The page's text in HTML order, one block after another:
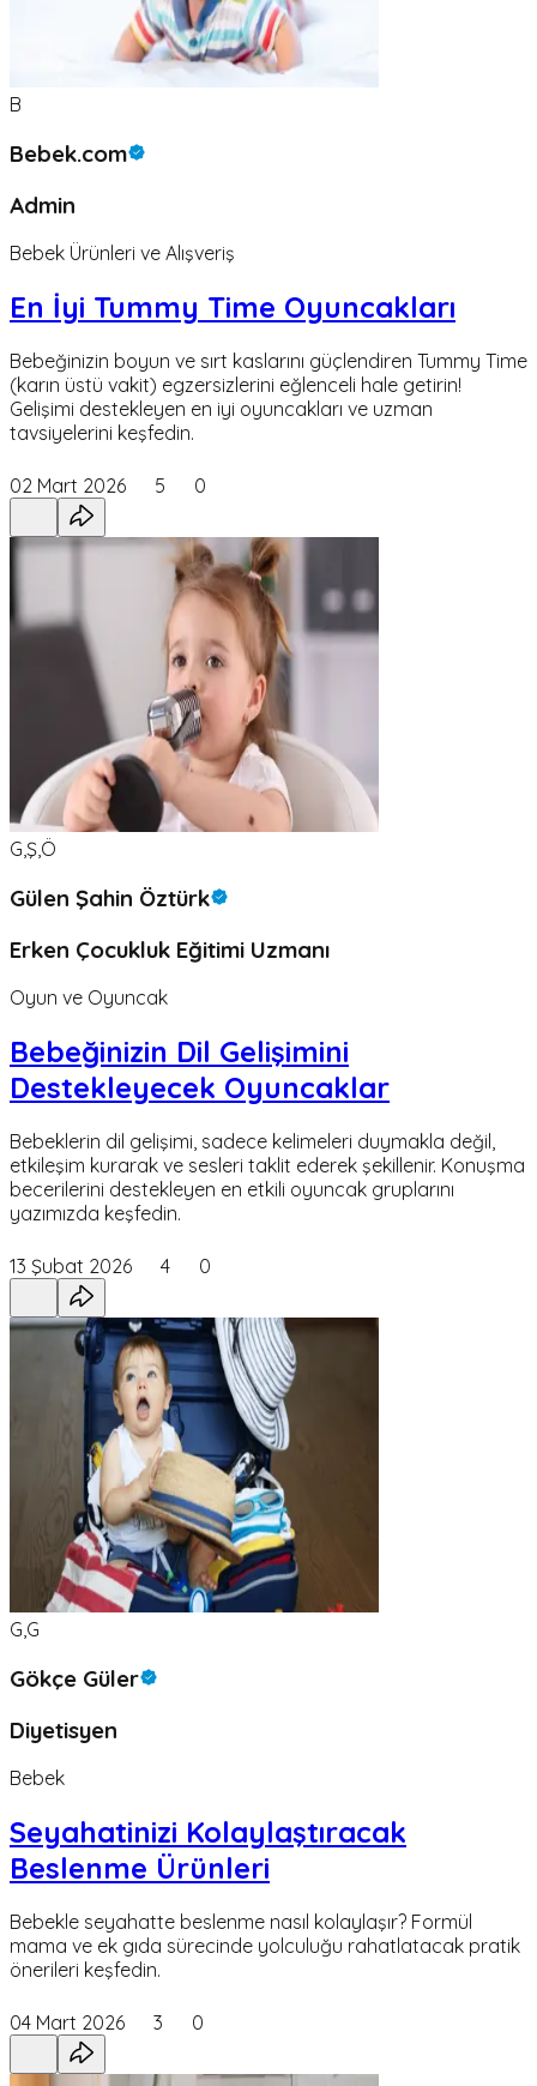
B
Bebek.com
Admin
Bebek Ürünleri ve Alışveriş
En İyi Tummy Time Oyuncakları
Bebeğinizin boyun ve sırt kaslarını güçlendiren Tummy Time
(karın üstü vakit) egzersizlerini eğlenceli hale getirin!
Gelişimi destekleyen en iyi oyuncakları ve uzman
tavsiyelerini keşfedin.
02 Mart 2026 5 0
G,Ş,Ö
Gülen Şahin Öztürk
Erken Çocukluk Eğitimi Uzmanı
Oyun ve Oyuncak
Bebeğinizin Dil Gelişimini
Destekleyecek Oyuncaklar
Bebeklerin dil gelişimi, sadece kelimeleri duymakla değil,
etkileşim kurarak ve sesleri taklit ederek şekillenir. Konuşma
becerilerini destekleyen en etkili oyuncak gruplarını
yazımızda keşfedin.
13 Şubat 2026 4 0
G,G
Gökçe Güler
Diyetisyen
Bebek
Seyahatinizi Kolaylaştıracak
Beslenme Ürünleri
Bebekle seyahatte beslenme nasıl kolaylaşır? Formül
mama ve ek gıda sürecinde yolculuğu rahatlatacak pratik
önerileri keşfedin.
04 Mart 2026 3 0